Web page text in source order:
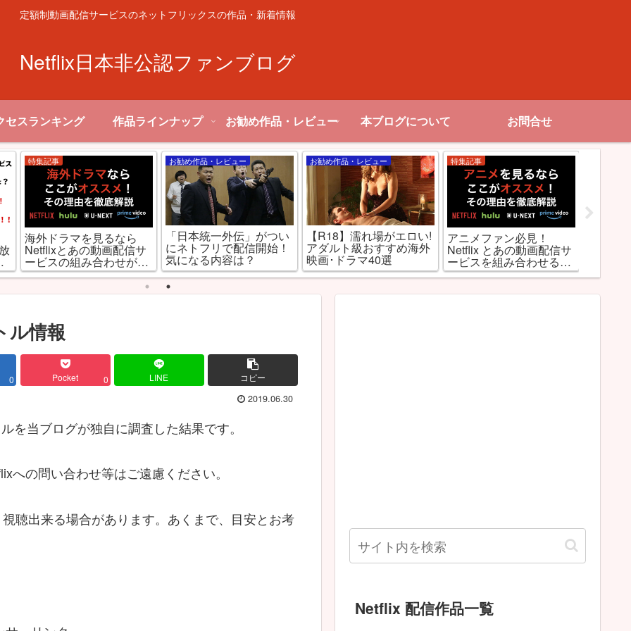
定額制動画配信サービスのネットフリックスの作品・新着情報
Netflix日本非公認ファンブログ
セスランキング 作品ラインナップ お勧め作品・レビュー 本ブログについて お問合せ
特集記事
海外ドラマを見るなら
Netflixとあの動画配信サ
ービスの組み合わせが最
強な理由とは!?
お勧め作品・レビュー
「日本統一外伝」がつい
にネトフリで配信開始！
気になる内容は？
お勧め作品・レビュー
【R18】濡れ場がエロい!
アダルト級おすすめ海外
映画･ドラマ40選
特集記事
アニメファン必見！
Netflix とあの動画配信サ
ービスを組み合わせると
最強だった件
ル情報
0 Pocket 0 LINE コピー
2019.06.30
を当ブログが独自に調査した結果です。
の問い合わせ等はご遠慮ください。
聴出来る場合があります。あくまで、目安とお考
Netflix 配信作品一覧